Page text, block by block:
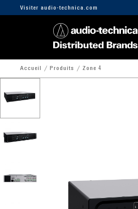
Visiter audio-technica.com
Accueil Produits Zone 4